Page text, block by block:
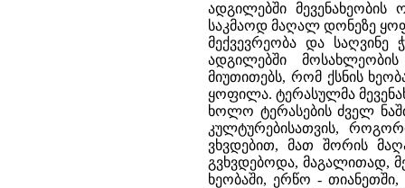
ადგილებში მევენახეობის
საკმაოდ მაღალ დონეზე
მექვევრეობა და
ადგილებში
მიუთითებს, რომ ქსნის
ყოფილა. ტერასულმა
ხოლო ტერასების ძველ
კულტურებისათვის,
ვხვდებით, მათ შორის
გვხვდებოდა, მაგალითად,
ხეობაში, ერწო -